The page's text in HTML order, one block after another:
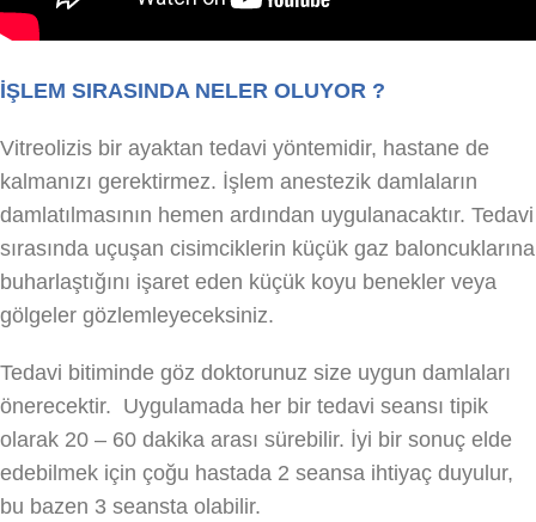
İŞLEM SIRASINDA NELER OLUYOR ?
Vitreolizis bir ayaktan tedavi yöntemidir, hastane de
kalmanızı gerektirmez. İşlem anestezik damlaların
damlatılmasının hemen ardından uygulanacaktır. Tedavi
sırasında uçuşan cisimciklerin küçük gaz baloncuklarına
buharlaştığını işaret eden küçük koyu benekler veya
gölgeler gözlemleyeceksiniz.
Tedavi bitiminde göz doktorunuz size uygun damlaları
önerecektir. Uygulamada her bir tedavi seansı tipik
olarak 20 – 60 dakika arası sürebilir. İyi bir sonuç elde
edebilmek için çoğu hastada 2 seansa ihtiyaç duyulur,
bu bazen 3 seansta olabilir.